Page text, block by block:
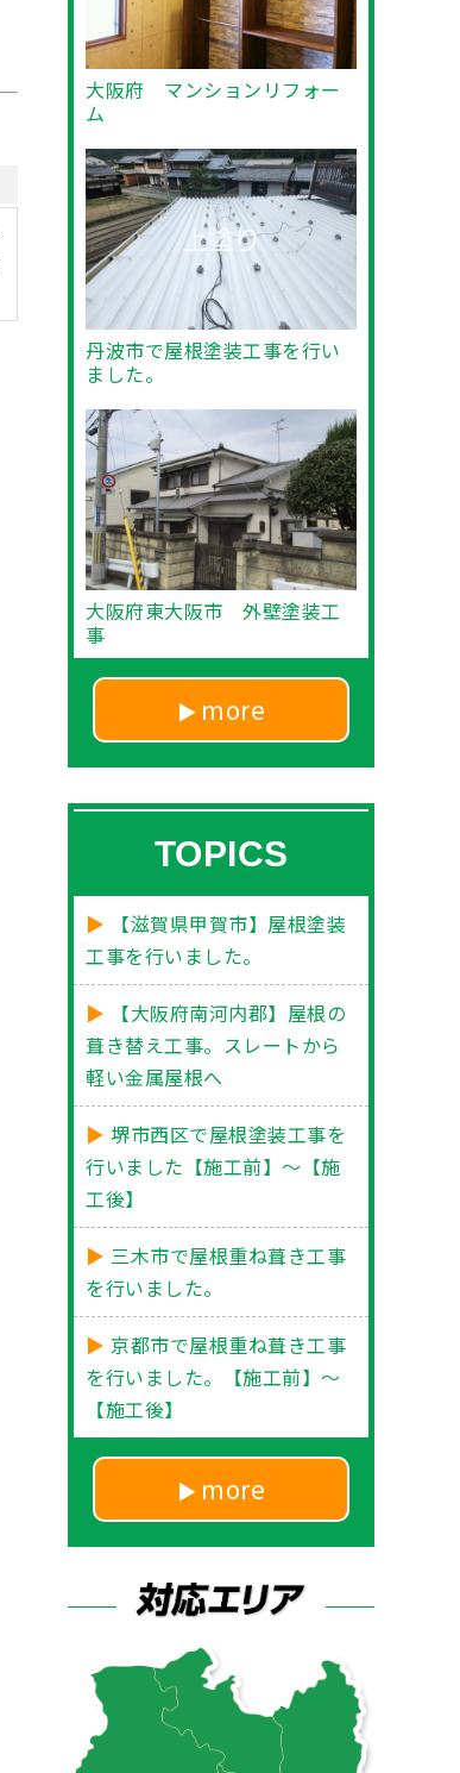
大阪府 マンションリフォー
ム
丹波市で屋根塗装工事を行い
ました。
大阪府東大阪市 外壁塗装工
事
more
TOPICS
【滋賀県甲賀市】屋根塗装
工事を行いました。
【大阪府南河内郡】屋根の
葺き替え工事。スレートから
軽い金属屋根へ
堺市西区で屋根塗装工事を
行いました【施工前】～【施
工後】
三木市で屋根重ね葺き工事
を行いました。
京都市で屋根重ね葺き工事
を行いました。【施工前】～
【施工後】
more